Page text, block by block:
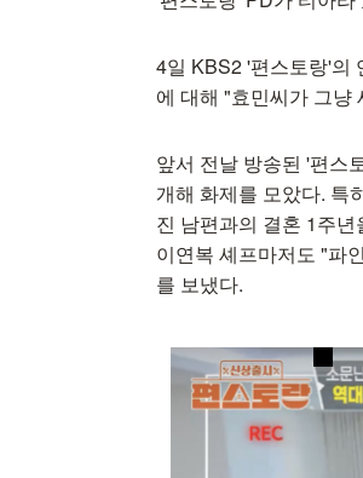
4일 KBS2 '편스토랑'의
에 대해 "효민씨가 그냥
앞서 전날 방송된 '편스
개해 화제를 모았다. 특
진 남편과의 결혼 1주
이연복 셰프마저도 "파
를 보냈다.